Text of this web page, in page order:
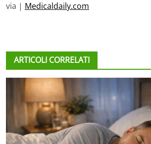
via | Medicaldaily.com
ARTICOLI CORRELATI